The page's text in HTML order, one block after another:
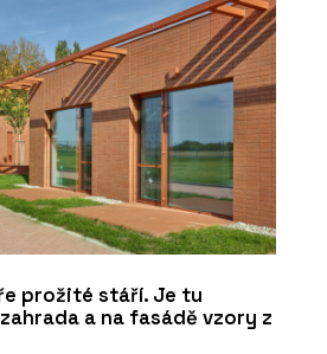
prožité stáří. Je tu
a na fasádě vzory z